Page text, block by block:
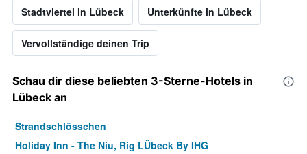
Stadtviertel in Lübeck Unterkünfte in Lübeck
Vervollständige deinen Trip
Schau dir diese beliebten 3-Sterne-Hotels in
Lübeck an
Strandschlösschen
Holiday Inn - The Niu, Rig LÜbeck By IHG